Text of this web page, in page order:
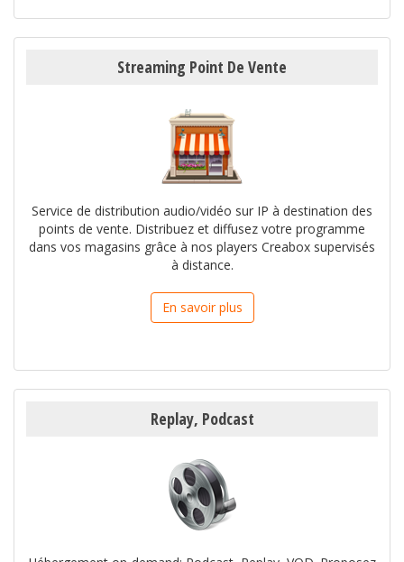
Streaming Point De Vente
Service de distribution audio/vidéo sur IP à destination des
points de vente. Distribuez et diffusez votre programme
dans vos magasins grâce à nos players Creabox supervisés
à distance.
En savoir plus
Replay, Podcast